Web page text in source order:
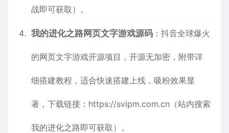
战即可获取）。
我的进化之路网页文字游戏源码 ：抖音全球爆火
的网页文字游戏开源项目，开源无加密，附带详
细搭建教程，适合快速搭建上线，吸粉效果显
著，下载链接： https://svipm.com.cn （站内搜索
我的进化之路即可获取）。